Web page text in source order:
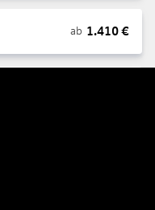
ab 1.410€